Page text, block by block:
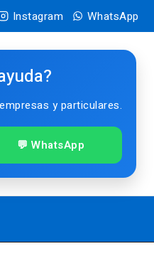
Instagram WhatsApp
y particulares.
💬 WhatsApp